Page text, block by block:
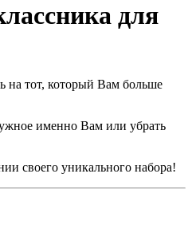
для
на тот, который Вам больше
именно Вам или убрать
своего уникального набора!